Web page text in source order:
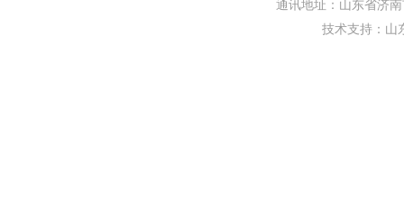
通讯地址：山东省济
技术支持： 山